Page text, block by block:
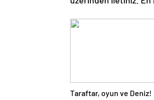
Taraftar, oyun ve Deniz!